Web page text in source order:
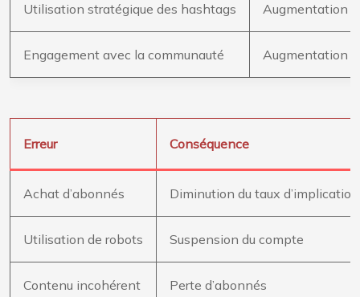
Utilisation stratégique des hashtags Augmentation
Engagement avec la communauté Augmentation
Erreur Conséquence
Achat d’abonnés Diminution du taux
Utilisation de robots Suspension du compte
Contenu incohérent Perte d’abonnés